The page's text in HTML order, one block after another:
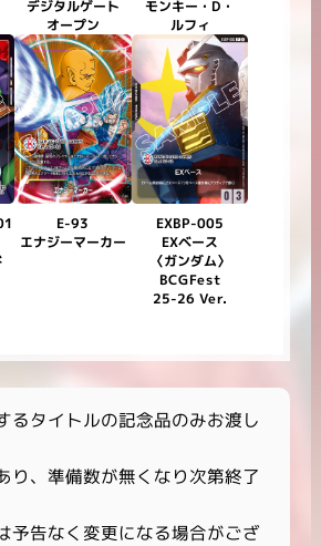
デジタルゲート
オープン
モンキー・D・
ルフィ
E-93
エナジーマーカー
EXBP-005
EXベース
〈ガンダム〉
BCGFest
25-26 Ver.
るタイトルの記念品のみお渡し
り、準備数が無くなり次第終了
予告なく変更になる場合がござ